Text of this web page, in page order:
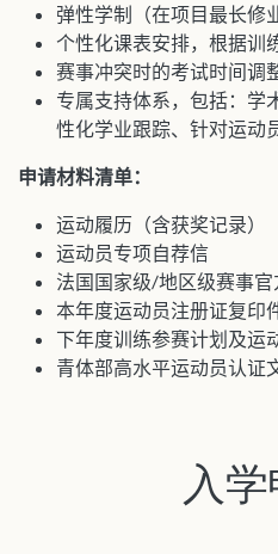
弹性学制（在项目最长修
个性化课表安排，根据训
赛事冲突时的考试时间调
专属支持体系，包括：学
性化学业跟踪、针对运动
申请材料清单：
运动履历（含获奖记录）
运动员专项自荐信
法国国家级/地区级赛事官
本年度运动员注册证复印
下年度训练参赛计划及运
青体部高水平运动员认证
入